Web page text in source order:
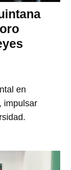
en
impulsar